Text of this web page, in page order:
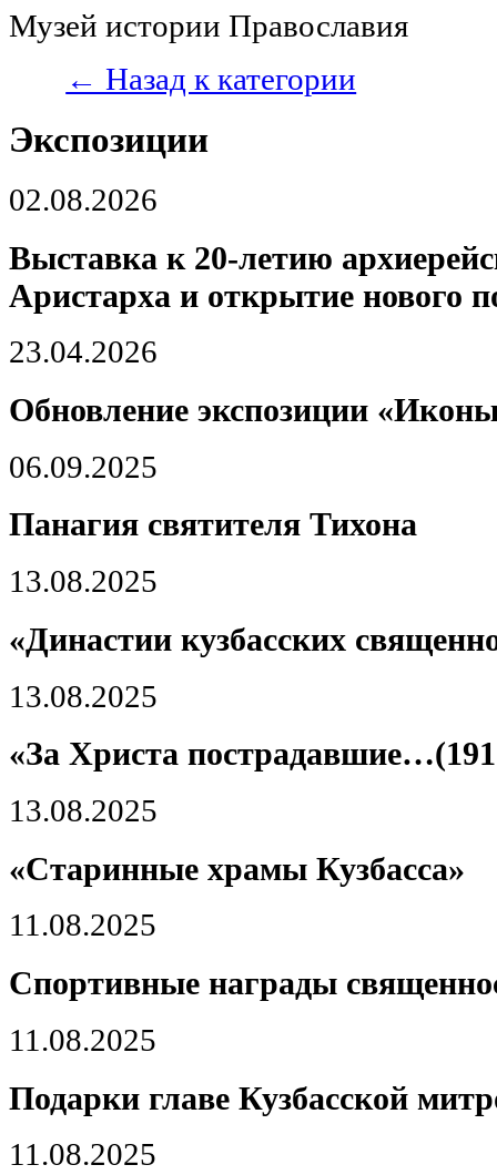
Музей истории Православия
← Назад к категории
Экспозиции
02.08.2026
Выставка к 20-летию
Аристарха и открытие нового
23.04.2026
Обновление экспозиции
06.09.2025
Панагия святителя Тихона
13.08.2025
«Династии кузбасских
13.08.2025
«За Христа
13.08.2025
«Старинные храмы Кузбасса»
11.08.2025
Спортивные награды
11.08.2025
Подарки главе Кузбасской
11.08.2025